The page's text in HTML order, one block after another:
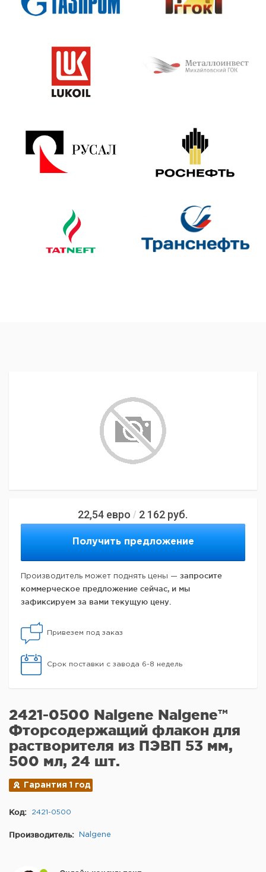
22,54 евро / 2 162 руб.
Получить предложение
Производитель может поднять цены — запросите
коммерческое предложение сейчас, и мы
зафиксируем за вами текущую цену.
Привезем под заказ
Срок поставки с завода 6-8 недель
2421-0500 Nalgene Nalgene™
Фторсодержащий флакон для
растворителя из ПЭВП 53 мм,
500 мл, 24 шт.
Гарантия 1 год
Код: 2421-0500
Производитель: Nalgene